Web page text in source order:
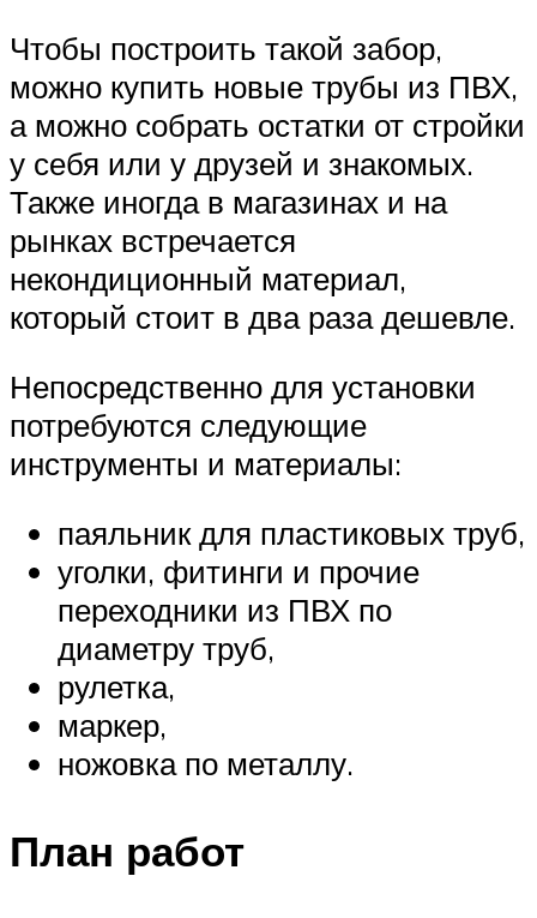
Чтобы построить такой забор,
можно купить новые трубы из ПВХ,
а можно собрать остатки от стройки
у себя или у друзей и знакомых.
Также иногда в магазинах и на
рынках встречается
некондиционный материал,
который стоит в два раза дешевле.
Непосредственно для установки
потребуются следующие
инструменты и материалы:
паяльник для пластиковых труб,
уголки, фитинги и прочие
переходники из ПВХ по
диаметру труб,
рулетка,
маркер,
ножовка по металлу.
План работ